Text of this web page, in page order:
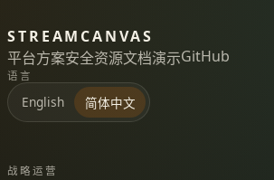
STREAMCANVAS
平台方案安全资源文档演示GitHub
语言
English 简体中文
战略运营